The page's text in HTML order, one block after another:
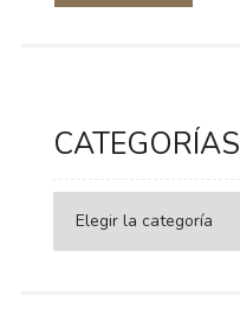
CATEGORÍAS